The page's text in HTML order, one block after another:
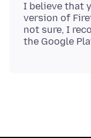
I believe that
version of
not sure, I